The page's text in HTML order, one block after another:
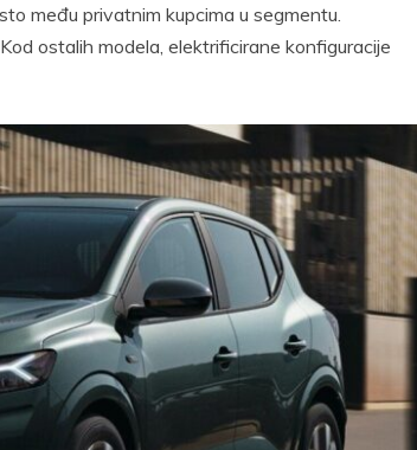
među privatnim kupcima u segmentu.
ostalih modela, elektrificirane konfiguracije